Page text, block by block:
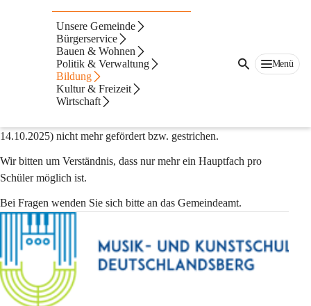
Unsere Gemeinde
Bürgerservice
Bauen & Wohnen
Politik & Verwaltung
Bildung
Kultur & Freizeit
Wirtschaft
Menü
Musikschule
Deutschlandsberg
Die Marktgemeinde Preding informiert:
Aufgrund notwendiger Sparmaßnahmen
14.10.2025) nicht mehr gefördert bzw. gestrichen.
Wir bitten um Verständnis, dass nur mehr ein Hauptfach pro
Schüler möglich ist.
Bei Fragen wenden Sie sich bitte an das Gemeindeamt.